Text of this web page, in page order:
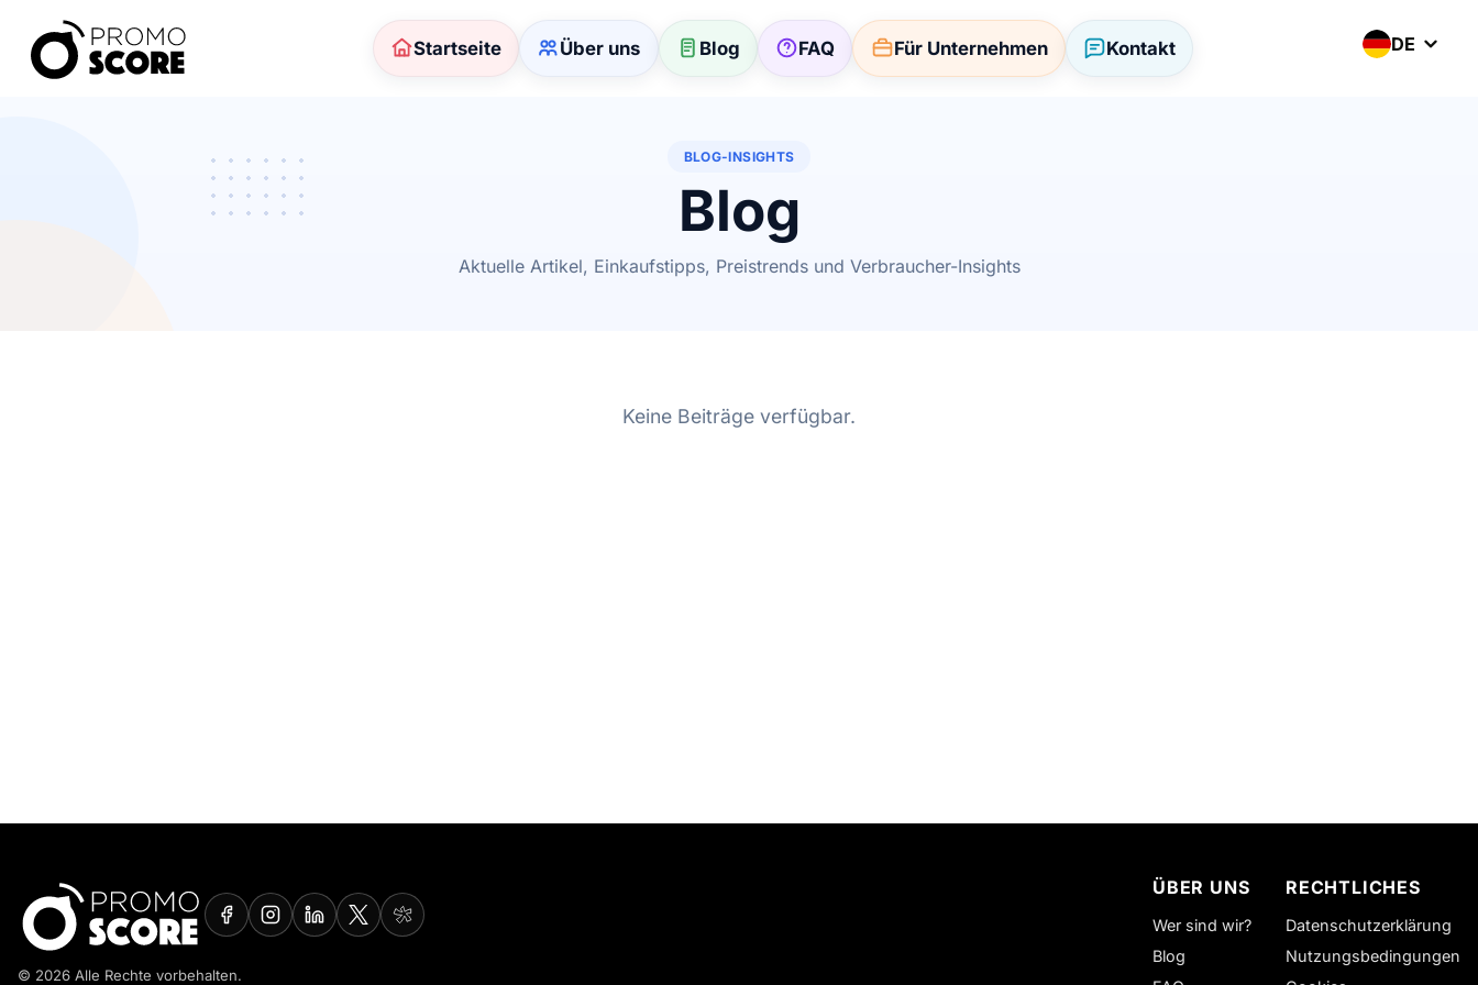
Startseite Über uns Blog FAQ Für Unternehmen Kontakt DE
BLOG-INSIGHTS
Blog
Aktuelle Artikel, Einkaufstipps, Preistrends und Verbraucher-Insights
Keine Beiträge verfügbar.
© 2026 Alle Rechte vorbehalten.
ÜBER UNS
Wer sind wir?
Blog
RECHTLICHES
Datenschutzerklärung
Nutzungsbedingungen